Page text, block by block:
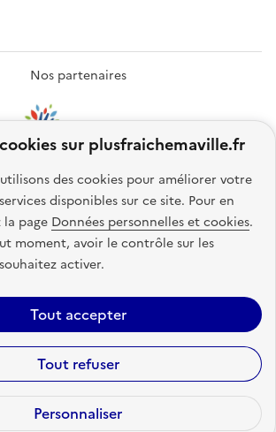
sur plusfraichemaville.fr
des cookies pour améliorer votre
disponibles sur ce site. Pour en
la page Données personnelles et cookies.
moment, avoir le contrôle sur les
activer.
Tout accepter
Tout refuser
Personnaliser
Nos partenaires
Mentions légales Politique de
site Gestion des cookies Statistiques Lettre
source
de propriété intellectuelle détenue par des tiers,
sont proposés souslicence etalab-2.0